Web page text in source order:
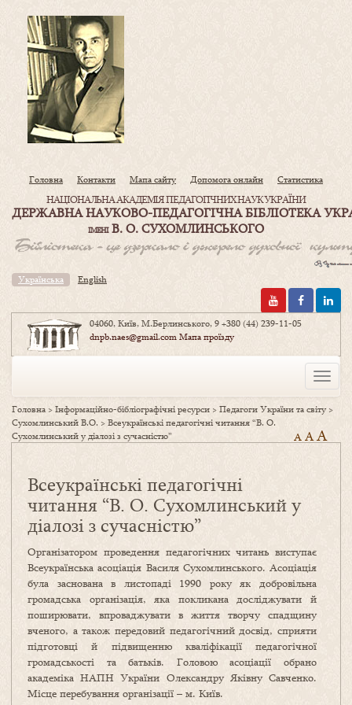
Головна Контакти Мапа сайту Допомога онлайн Статистика
НАЦІОНАЛЬНА АКАДЕМІЯ ПЕДАГОГІЧНИХ НАУК УКРАЇНИ
ДЕРЖАВНА НАУКОВО-ПЕДАГОГІЧНА БІБЛІОТЕКА
ІМЕНІВ. О. СУХОМЛИНСЬКОГО
Українська English
04060, Київ, М.Берлинського, 9+380 (44) 239-11-05
dnpb.naes@gmail.comМапа проїзду
Toggle
Головна >Інформаційно-бібліографічні ресурси >Педагоги України та світу>
Сухомлинський В.О. >Всеукраїнські педагогічні читання “В. О.
Сухомлинський у діалозі з сучасністю”
A AA
Всеукраїнські педагогічні
читання “В. О. Сухомлинський у
діалозі з сучасністю”
Організатором проведення педагогічних читань виступає
Всеукраїнська асоціація Василя Сухомлинського. Асоціація
була заснована в листопаді 1990 року як добровільна
громадська організація, яка покликана досліджувати й
поширювати, впроваджувати в життя творчу спадщину
вченого, а також передовий педагогічний досвід, сприяти
підготовці й підвищенню кваліфікації педагогічної
громадськості та батьків. Головою асоціації обрано
академіка НАПН України Олександру Яківну Савченко.
Місце перебування організації – м. Київ.